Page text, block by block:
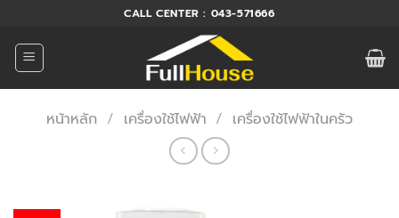
ยัง
เนื้อหา
CALL CENTER : 043-571666
หน้าหลัก / เครื่องใช้ไฟฟ้า / เครื่องใช้ไฟฟ้าในครัว